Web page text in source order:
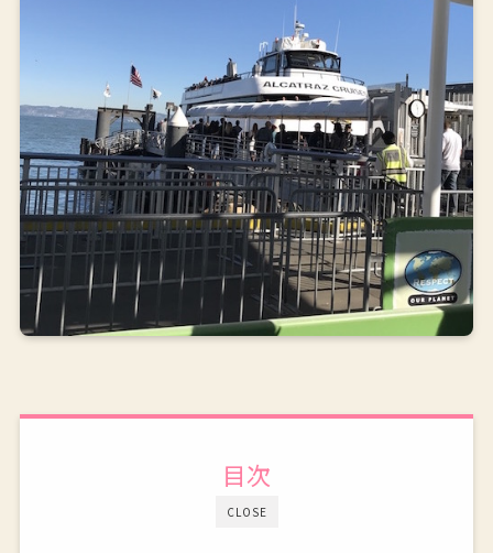
CLOSE
目次